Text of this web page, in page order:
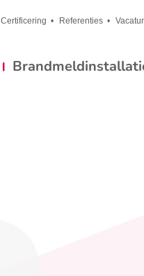
Certificering Referenties